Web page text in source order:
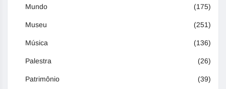
Mundo (175)
Museu (251)
Música (136)
Palestra (26)
Patrimônio (39)